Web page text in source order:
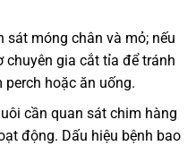
sát móng chân và mỏ; nếu
chuyên gia cắt tỉa để tránh
hoặc ăn uống.
cần quan sát chim hàng
động. Dấu hiệu bệnh bao